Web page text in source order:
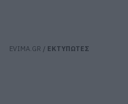
EVIMA.GR / ΕΚΤΥΠΩΤΕΣ